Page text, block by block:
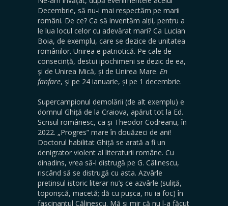
Decembrie, să nu-i mai respectăm pe marii
români. De ce? Ca să inventăm alții, pentru a
le lua locul celor cu adevărat mari? Ca Lucian
Boia, de exemplu, care se dezice de unitatea
românilor. Unirea e patriotică. Pe cale de
consecință, destui ipochimeni se dezic de ea,
și de Unirea Mică, și de Unirea Mare. En
fanfare, și pe 24 ianuarie, și pe 1 decembrie.
Supercampionul demolării (de alt exemplu) e
domnul Ghiță de la Craiova, apărut tot la Ed.
Scrisul românesc, ca și Theodor Codreanu, în
2022. „Progres” mare în douăzeci de ani!
Doctorul habilitat Ghiță se arată a fi un
denigrator violent al literaturii române. Cu
dinadins, vrea să-l distrugă pe G. Călinescu,
riscând să se distrugă cu asta. Azvârle
pretinsul istoric literar nu’ș ce azvârle (suliță,
toporișcă, macetă; dă cu pușca, nu ia foc) în
fascinantul Călinescu. Mă și mir că nu l-a făcut